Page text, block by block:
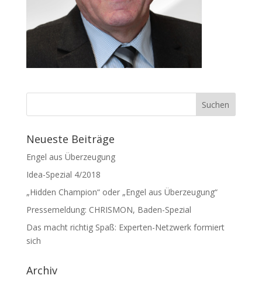
Neueste Beiträge
Engel aus Überzeugung
Idea-Spezial 4/2018
„Hidden Champion“ oder „Engel aus Überzeugung“
Pressemeldung: CHRISMON, Baden-Spezial
Das macht richtig Spaß: Experten-Netzwerk formiert
sich
Archiv